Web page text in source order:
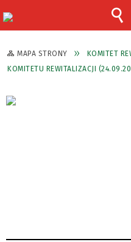
MAPA STRONY KOMITET
KOMITETU REWITALIZACJI